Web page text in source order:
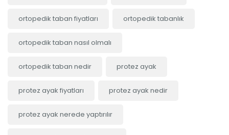
ortopedik taban fiyatları ortopedik tabanlık
ortopedik taban nasıl olmalı
ortopedik taban nedir protez ayak
protez ayak fiyatları protez ayak nedir
protez ayak nerede yaptırılır